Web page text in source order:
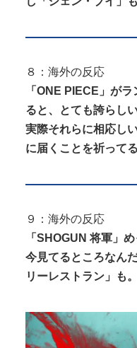
８：海外の反応
「ONE PIECE」が
ると、とても誇らし
実際それらに相応し
に届くことを祈ってる
９：海外の反応
「SHOGUN 将軍」
今見てるところなん
リーレストラン」も。